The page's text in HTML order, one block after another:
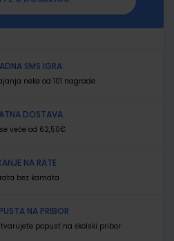
SMS IGRA
neke od 101 nagrade
DOSTAVA
veće od 62,50€
NA RATE
bez kamata
NA PRIBOR
popust na školski pribor